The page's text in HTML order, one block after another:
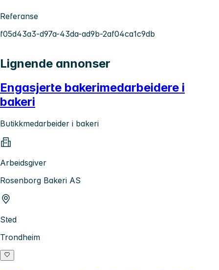
Referanse
f05d43a3-d97a-43da-ad9b-2af04ca1c9db
Lignende annonser
Engasjerte bakerimedarbeidere i
bakeri
Butikkmedarbeider i bakeri
Arbeidsgiver
Rosenborg Bakeri AS
Sted
Trondheim